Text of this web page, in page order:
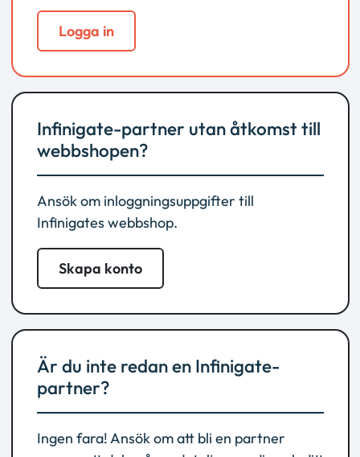
Logga in
Infinigate-partner utan åtkomst till
webbshopen?
Ansök om inloggningsuppgifter till
Infinigates webbshop.
Skapa konto
Är du inte redan en Infinigate-
partner?
Ingen fara! Ansök om att bli en partner